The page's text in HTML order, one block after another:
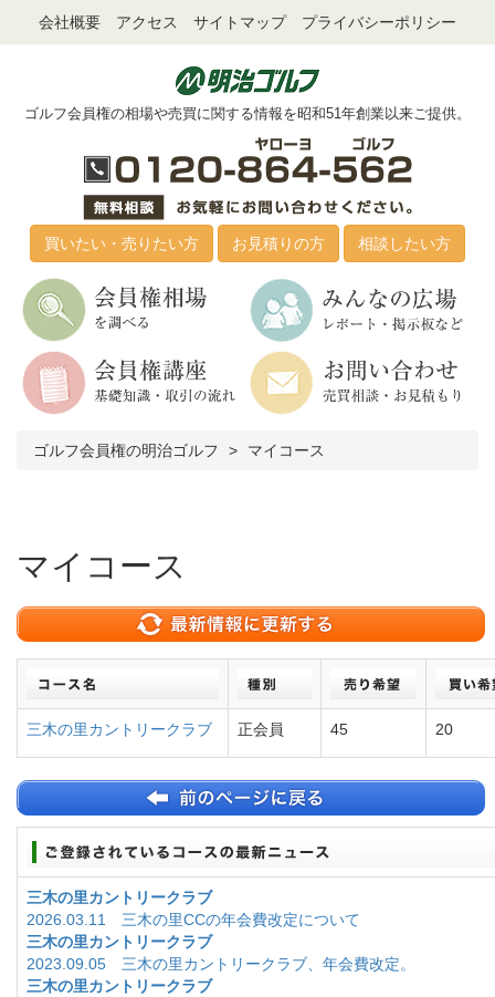
会社概要 アクセス サイトマップ プライバシーポリシー
ゴルフ会員権の相場や売買に関する情報を昭和51年創業以来ご提供。
買いたい・売りたい方 お見積りの方 相談したい方
ゴルフ会員権の明治ゴルフ マイコース
マイコース
三木の里カントリークラブ 正会員 45 20
三木の里カントリークラブ
2026.03.11 三木の里CCの年会費改定について
三木の里カントリークラブ
2023.09.05 三木の里カントリークラブ、年会費改定。
三木の里カントリークラブ